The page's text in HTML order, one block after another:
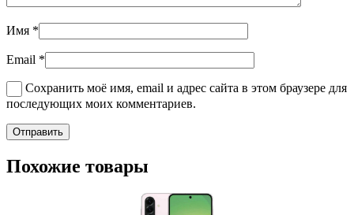
Имя *
Email *
Сохранить моё имя, email и адрес сайта в этом браузере для
последующих моих комментариев.
Похожие товары